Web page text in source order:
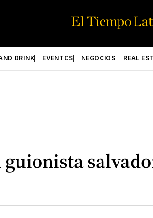
DRINK EVENTOS NEGOCIOS REAL